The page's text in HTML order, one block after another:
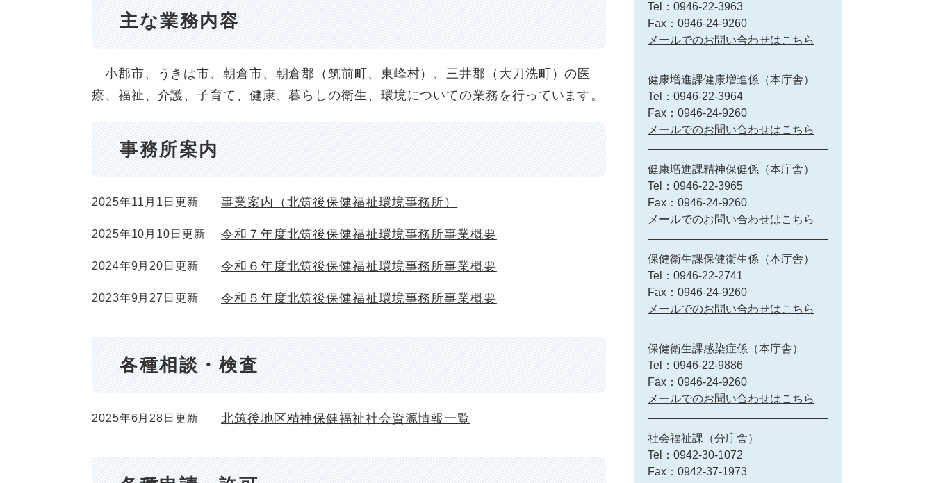
主な業務内容
小郡市、うきは市、朝倉市、朝倉郡（筑前町、東峰村）、三井郡（大刀洗町）の医
療、福祉、介護、子育て、健康、暮らしの衛生、環境についての業務を行っています。
事務所案内
2025年11月1日更新 事業案内（北筑後保健福祉環境事務所）
2025年10月10日更新 令和７年度北筑後保健福祉環境事務所事業概要
2024年9月20日更新 令和６年度北筑後保健福祉環境事務所事業概要
2023年9月27日更新 令和５年度北筑後保健福祉環境事務所事業概要
各種相談・検査
2025年6月28日更新 北筑後地区精神保健福祉社会資源情報一覧
Tel：0946-22-3963
Fax：0946-24-9260
メールでのお問い合わせはこちら
健康増進課健康増進係（本庁舎）
Tel：0946-22-3964
Fax：0946-24-9260
メールでのお問い合わせはこちら
健康増進課精神保健係（本庁舎）
Tel：0946-22-3965
Fax：0946-24-9260
メールでのお問い合わせはこちら
保健衛生課保健衛生係（本庁舎）
Tel：0946-22-2741
Fax：0946-24-9260
メールでのお問い合わせはこちら
保健衛生課感染症係（本庁舎）
Tel：0946-22-9886
Fax：0946-24-9260
メールでのお問い合わせはこちら
社会福祉課（分庁舎）
Tel：0942-30-1072
Fax：0942-37-1973